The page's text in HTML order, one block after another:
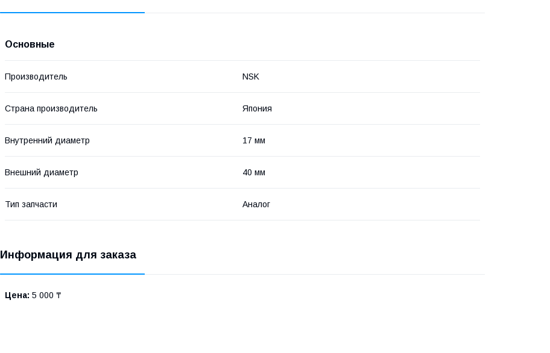
Основные
Производитель NSK
Страна производитель Япония
Внутренний диаметр 17 мм
Внешний диаметр 40 мм
Тип запчасти Аналог
Информация для заказа
Цена: 5 000 ₸